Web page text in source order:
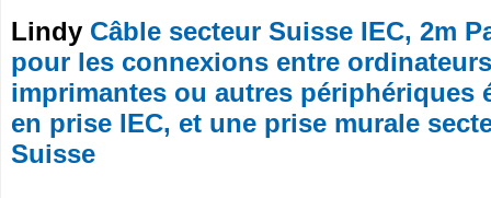
Lindy Câble secteur Suisse IEC, 2m
pour les connexions entre
imprimantes ou autres périphériques
en prise IEC, et une prise murale
Suisse